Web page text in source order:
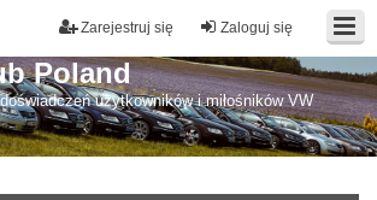
Zaloguj się
Zarejestruj się
Poland
użytkowników i miłośników VW